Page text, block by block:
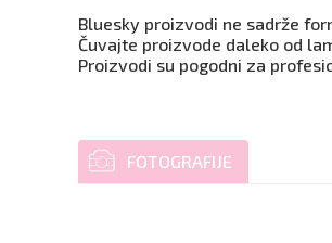
Bluesky proizvodi ne sadrže
Čuvajte proizvode daleko od
Proizvodi su pogodni za
FOTOGRAFIJE